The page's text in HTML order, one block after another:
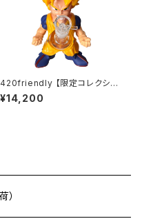
420friendly 【限定コレクショ
ン】Legendary Fighter Bon
g / レジェンダリーファイター ボ
¥14,200
）